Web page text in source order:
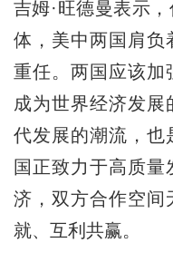
吉姆·旺德曼表示
体，美中两国肩负
重任。两国应该加
成为世界经济发展
代发展的潮流，也
国正致力于高质量
济，双方合作空间
就、互利共赢。